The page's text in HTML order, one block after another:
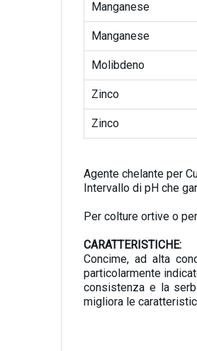
Manganese
Manganese
Molibdeno
Zinco
Zinco
Agente chelante per
Intervallo di pH che
Per colture ortive o
CARATTERISTICHE:
Concime, ad alta
particolarmente
consistenza e la
migliora le